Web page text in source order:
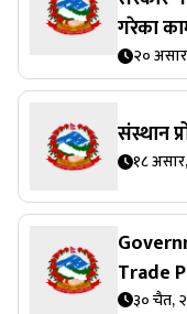
गरेका
२०
संस्थान
१८
Trade
३० चैत,